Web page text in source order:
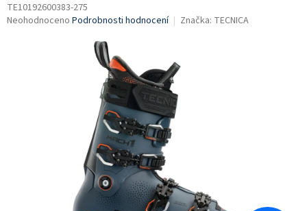
TE10192600383-275
Průměrné
Neohodnoceno Podrobnosti hodnocení Značka: TECNICA